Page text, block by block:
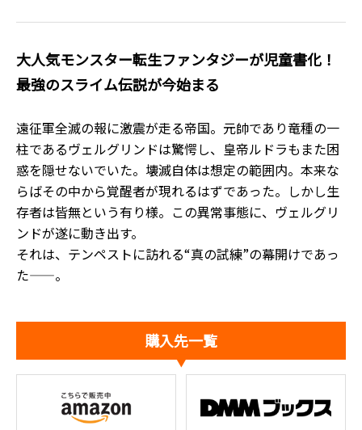
大人気モンスター転生ファンタジーが児童書化！
最強のスライム伝説が今始まる――
遠征軍全滅の報に激震が走る帝国。元帥であり竜種の一
柱であるヴェルグリンドは驚愕し、皇帝ルドラもまた困
惑を隠せないでいた。壊滅自体は想定の範囲内。本来な
らばその中から覚醒者が現れるはずであった。しかし生
存者は皆無という有り様。この異常事態に、ヴェルグリ
ンドが遂に動き出す。
それは、テンペストに訪れる“真の試練”の幕開けであっ
た――。
購入先一覧